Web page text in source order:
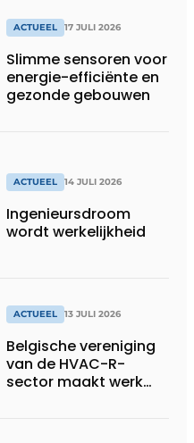
productiebedrijven
draaiende
ACTUEEL 17 JULI 2026
Slimme sensoren voor
energie-efficiënte en
gezonde gebouwen
ACTUEEL 14 JULI 2026
Ingenieursdroom
wordt werkelijkheid
ACTUEEL 13 JULI 2026
Belgische vereniging
van de HVAC-R-
sector maakt werk